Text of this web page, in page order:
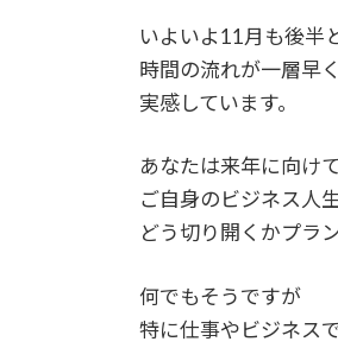
いよいよ11月も後半
時間の流れが一層早
実感しています。
あなたは来年に向け
ご自身のビジネス人
どう切り開くかプラ
何でもそうですが
特に仕事やビジネス